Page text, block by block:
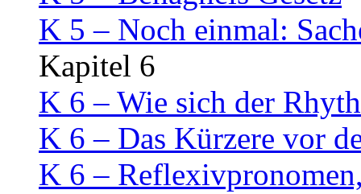
K 5 – Noch einmal:
Kapitel 6
K 6 – Wie sich der
K 6 – Das Kürzere vor
K 6 –